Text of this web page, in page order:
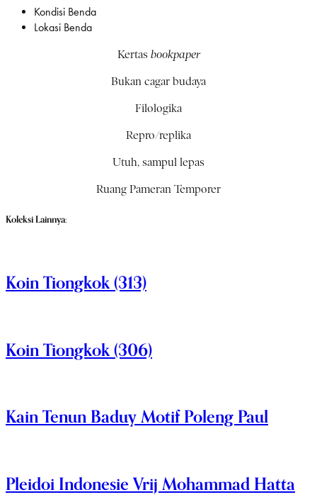
Kondisi Benda
Lokasi Benda
Kertas bookpaper
Bukan cagar budaya
Filologika
Repro/replika
Utuh, sampul lepas
Ruang Pameran Temporer
Koleksi Lainnya:
Koin Tiongkok (313)
Koin Tiongkok (306)
Kain Tenun Baduy Motif Poleng Paul
Pleidoi Indonesie Vrij Mohammad Hatta